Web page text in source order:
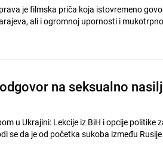
je filmska priča koja istovremeno
ali i ogromnoj upornosti i
na seksualno
u Ukrajini: Lekcije iz BiH i opcije politike
se da je od početka sukoba između